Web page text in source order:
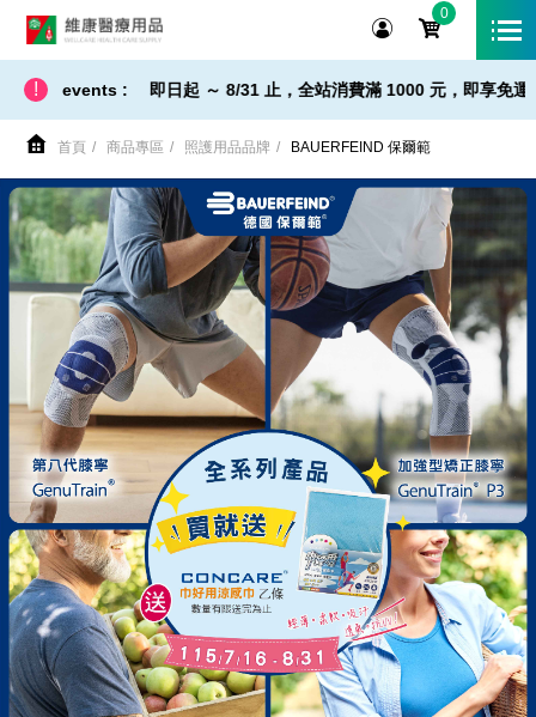
0
! events :
日起 ～ 8/31 止，全站消費滿 1000 元，即享免運宅配到您家！商
首頁 商品專區 照護用品品牌 BAUERFEIND 保爾範